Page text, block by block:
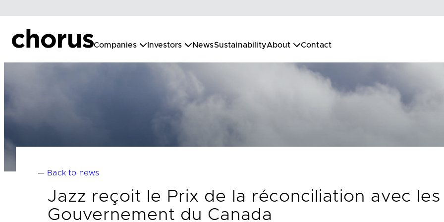
content
Companies Investors NewsSustainabilityAbout Contact
— Back to news
Jazz reçoit le Prix de la réconciliation avec
Gouvernement du Canada